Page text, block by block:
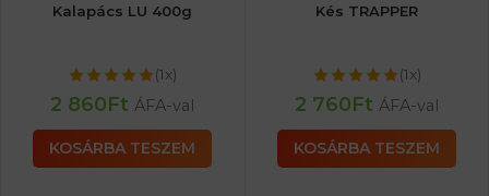
Kalapács LU 400g
(1x)
2 860Ft ÁFA-val
KOSÁRBA TESZEM
Kés TRAPPER
(1x)
2 760Ft ÁFA-val
KOSÁRBA TESZEM